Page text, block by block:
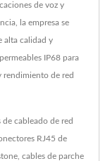
de voz y
la empresa se
alta calidad y
IP68 para
rendimiento de red
cableado de red
RJ45 de
cables de parche